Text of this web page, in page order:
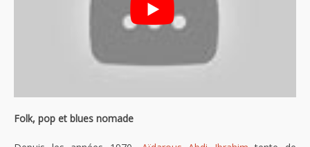
Folk, pop et blues nomade